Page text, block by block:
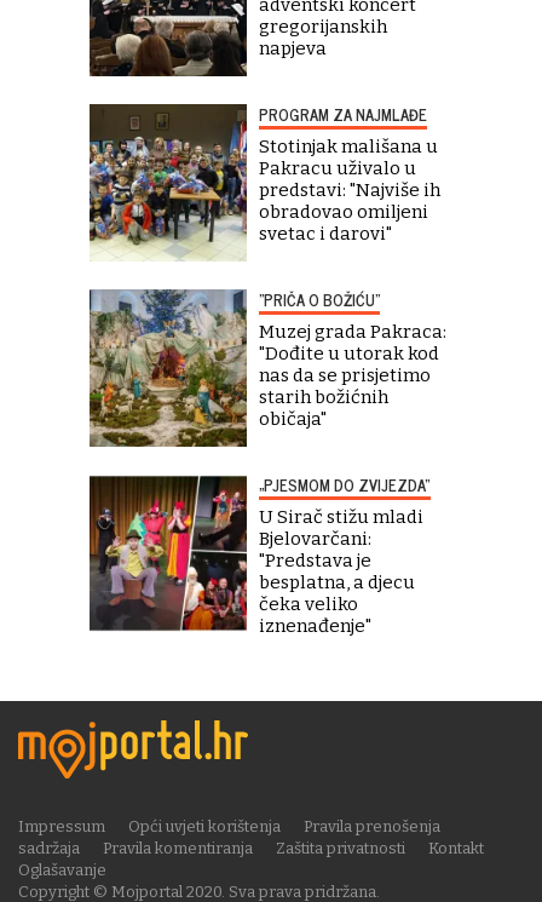
adventski koncert
gregorijanskih
napjeva
PROGRAM ZA NAJMLAĐE
Stotinjak mališana u
Pakracu uživalo u
predstavi: "Najviše ih
obradovao omiljeni
svetac i darovi"
"PRIČA O BOŽIĆU"
Muzej grada Pakraca:
"Dođite u utorak kod
nas da se prisjetimo
starih božićnih
običaja"
„PJESMOM DO ZVIJEZDA“
U Sirač stižu mladi
Bjelovarčani:
"Predstava je
besplatna, a djecu
čeka veliko
iznenađenje"
Copyright © Mojportal 2020. Sva prava pridržana.
Impressum Opći uvjeti korištenja
Pravila prenošenja
sadržaja
Pravila komentiranja Zaštita privatnosti
Kontakt
Oglašavanje